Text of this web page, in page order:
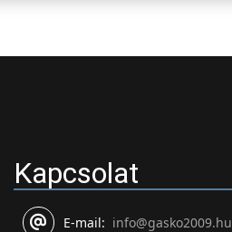
Kapcsolat
E-mail: info@gasko2009.hu